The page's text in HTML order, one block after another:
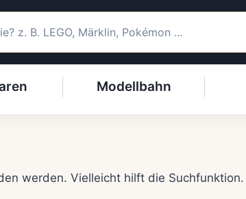
Modellbahn
werden. Vielleicht hilft die Suchfunktion.